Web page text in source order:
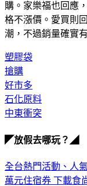
格不漲價。愛買則
潮，不過銷量確實
搶購
好市多
石化原料
中東衝突
萬元住宿券下載食